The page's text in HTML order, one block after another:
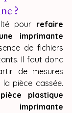
?
pour refaire
imprimante
de fichiers
Il faut donc
de mesures
pièce cassée.
plastique